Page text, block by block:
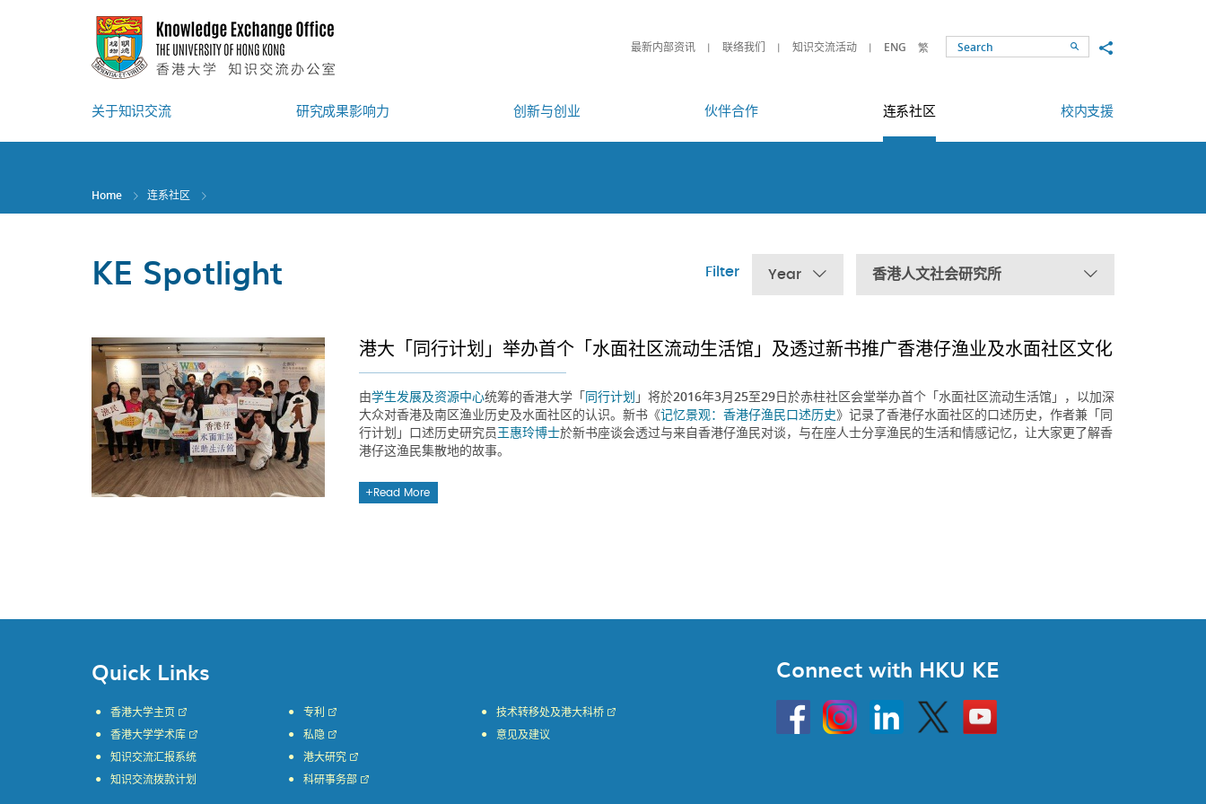
最新内部资讯 联络我们 知识交流活动 ENG 繁 SearchShare to
关于知识交流 研究成果影响力 创新与创业 伙伴合作 连系社区 校内支援
Home 连系社区
KE Spotlight Filter Year 香港人文社会研究所
港大「同行计划」举办首个「水面社区流动生活馆」及透过新书推广香港仔渔业及水面社区文化
由学生发展及资源中心统筹的香港大学「同行计划 」将於2016年3月25至29日於赤柱社区会堂举办首个「水面社区流动生活馆」，以加深
大众对香港及南区渔业历史及水面社区的认识。新书《记忆景观：香港仔渔民口述历史》记录了香港仔水面社区的口述历史，作者兼「同
行计划」口述历史研究员王惠玲博士於新书座谈会透过与来自香港仔渔民对谈，与在座人士分享渔民的生活和情感记忆，让大家更了解香
港仔这渔民集散地的故事。
Read More
Quick Links
香港大学主页
香港大学学术库
知识交流汇报系统
知识交流拨款计划
专利
私隐
港大研究
科研事务部
技术转移处及港大科桥
意见及建议
Connect with HKU KE
HKU
InstagramLinkedin Twitter
Go
to
HKU